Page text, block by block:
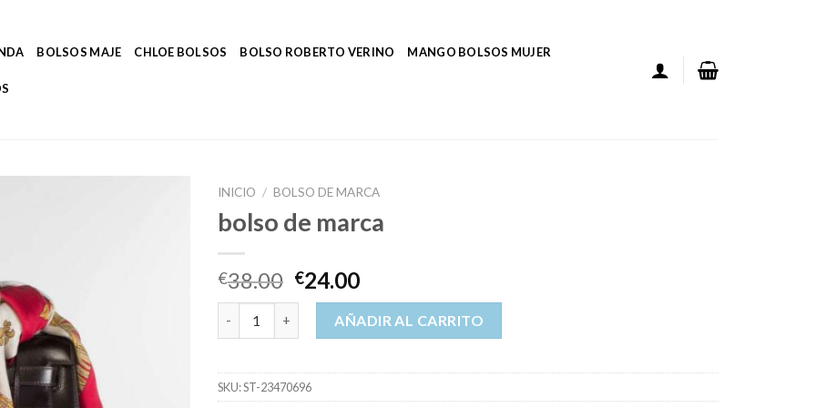
BOLSOS MAJE CHLOE BOLSOS BOLSO ROBERTO VERINO MANGO BOLSOS MUJER
INICIO / BOLSO DE MARCA
bolso de marca
€38.00 €24.00
bolso de marca cantidadAÑADIR AL CARRITO
SKU:ST-23470696